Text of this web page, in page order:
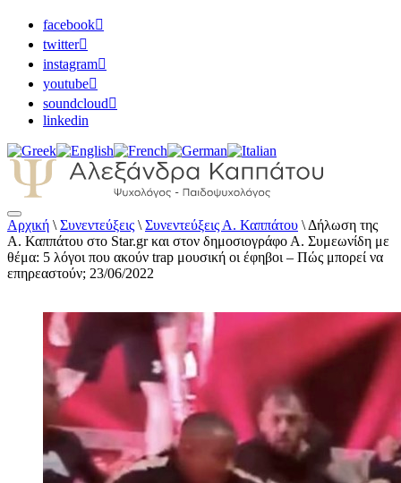
facebook
twitter
instagram
youtube
soundcloud
linkedin
Αλεξάνδρα Καππάτου Ψυχολόγος –
Παιδοψυχολόγος
Αρχική \ Συνεντεύξεις \ Συνεντεύξεις Α. Καππάτου \ Δήλωση της
Α. Καππάτου στο Star.gr και στον δημοσιογράφο Α. Συμεωνίδη με
θέμα: 5 λόγοι που ακούν trap μουσική οι έφηβοι – Πώς μπορεί να
επηρεαστούν; 23/06/2022